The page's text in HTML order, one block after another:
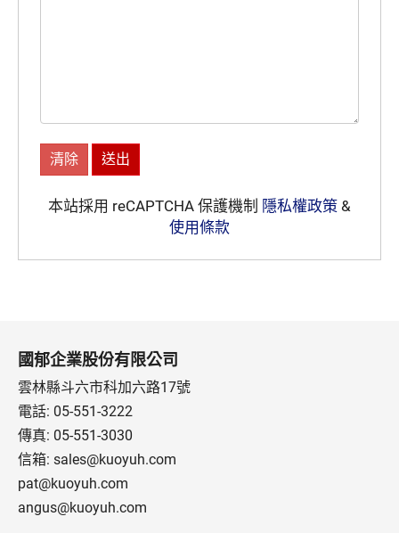
本站採用 reCAPTCHA 保護機制 隱私權政策 &
使用條款
國郁企業股份有限公司
雲林縣斗六市科加六路17號
電話: 05-551-3222
傳真: 05-551-3030
信箱: sales@kuoyuh.com
pat@kuoyuh.com
angus@kuoyuh.com